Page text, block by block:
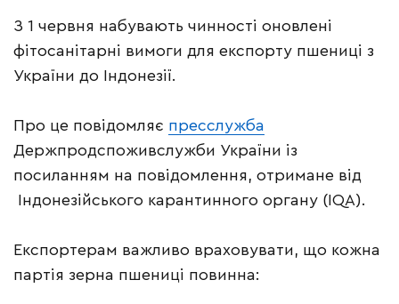
З 1 червня набувають чинності оновлені
фітосанітарні вимоги для експорту пшениці з
України до Індонезії.
Про це повідомляє пресслужба
Держпродспоживслужби України із
посиланням на повідомлення, отримане від
Індонезійського карантинного органу (IQA).
Експортерам важливо враховувати, що кожна
партія зерна пшениці повинна: